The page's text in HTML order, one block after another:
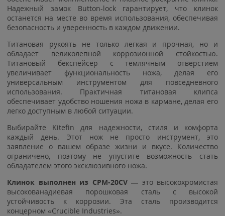
Надежный замок Button-lock гарантирует, что клинок
останется на месте во время использования, обеспечивая
безопасность и уверенность в каждом движении.
Титановая рукоять не только легкая и прочная, но и
обладает великолепной коррозионной стойкостью.
Титановый бекспейсер с темлячным отверстием
увеличивает функциональность ножа, делая его
универсальным инструментом для повседневного
использования. Практичная титановая клипса
обеспечивает удобство ношения ножа в кармане, делая его
легко доступным в любой ситуации.
Выбирайте Kitefin для надежности, стиля и комфорта
каждый день. Этот нож не просто инструмент, это
заявление о вашем образе жизни и вкусе. Количество
ограничено, поэтому не упустите возможность стать
обладателем этого эксклюзивного ножа.
Клинок выполнен из CPM-20CV — это высокохромистая
высокованадиевая порошковая сталь с высокой
устойчивость к коррозии. Эта сталь производится
концерном «Crucible Industries».